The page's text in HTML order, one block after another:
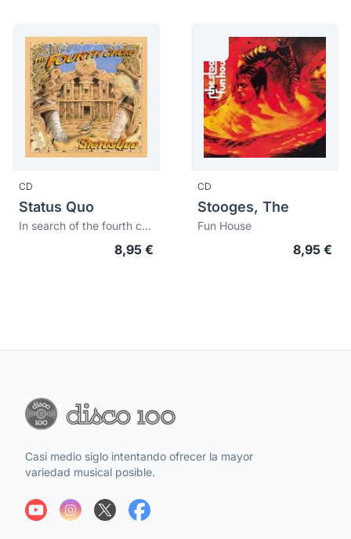
CD
Status Quo
In search of the fourth chord
8,95 €
CD
Stooges, The
Fun House
8,95 €
Casi medio siglo intentando ofrecer la mayor
variedad musical posible.